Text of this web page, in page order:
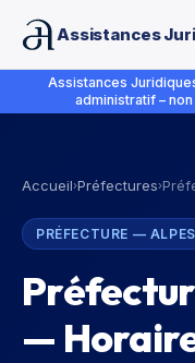
Assistances
Assistances
administratif –
Accueil›Préfectures›
PRÉFECTURE —
—